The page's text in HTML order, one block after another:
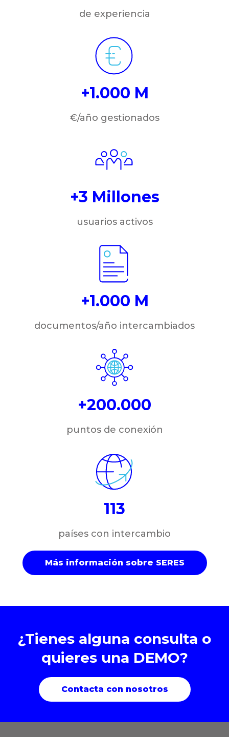
de experiencia
+1.000 M
€/año gestionados
+3 Millones
usuarios activos
+1.000 M
documentos/año intercambiados
+200.000
puntos de conexión
113
países con intercambio
Más información sobre SERES
¿Tienes alguna consulta o
quieres una DEMO?
Contacta con nosotros